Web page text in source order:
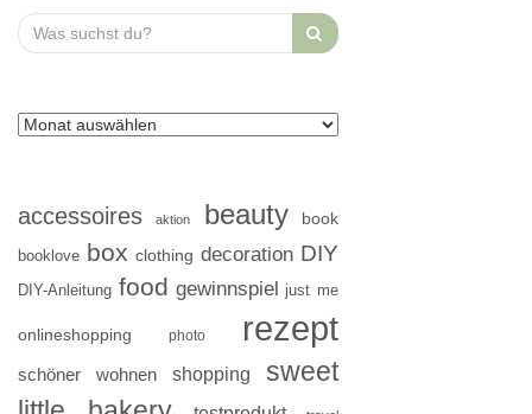
Search
for:
accessoires aktion beauty book
booklove box clothing decoration DIY
DIY-Anleitung food gewinnspiel just me
onlineshopping photo rezept
schöner wohnen shopping
sweet